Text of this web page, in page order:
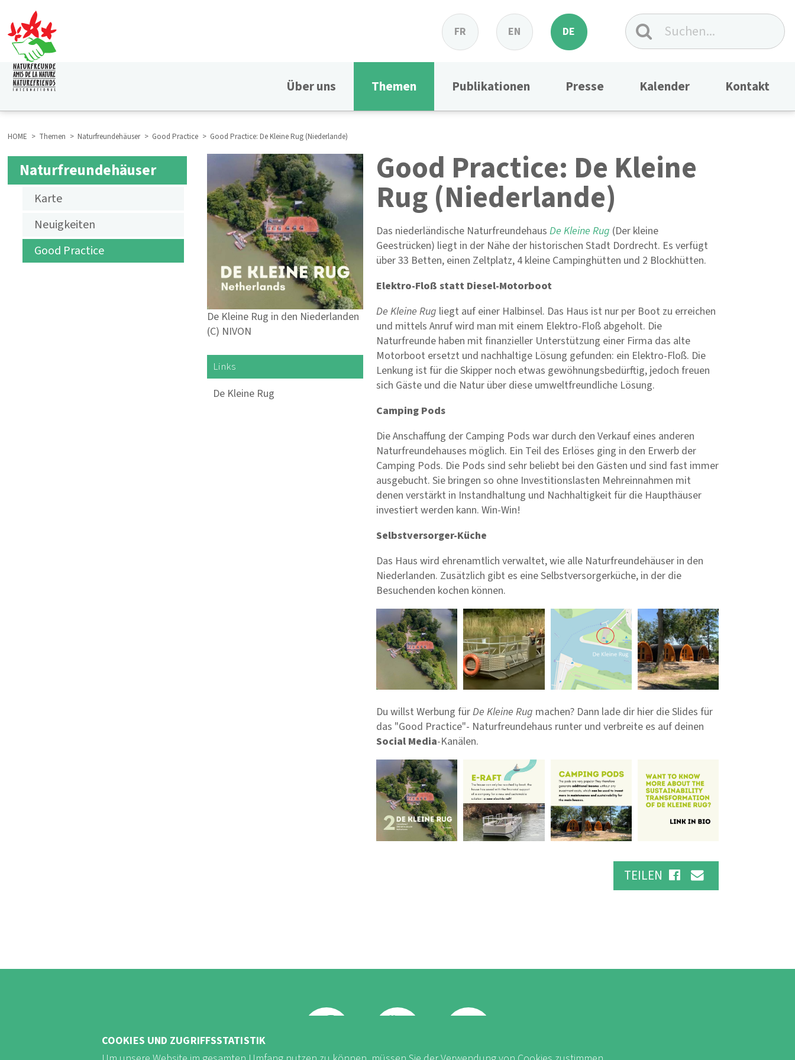
zum
Inhalt
FR EN DE
HAUPTNAVIGATION Über uns Themen Publikationen Presse Kalender Kontakt
BREADCRUMB
HOME Themen Naturfreundehäuser Good Practice Good Practice: De Kleine Rug (Niederlande)
NF
HOUSES
Naturfreundehäuser
Karte
Neuigkeiten
Good Practice
De Kleine Rug in den Niederlanden
(C) NIVON
Links
De Kleine Rug
Good Practice: De Kleine
Rug (Niederlande)
Das niederländische NaturfreundehausDe Kleine Rug (Der kleine
Geestrücken) liegt in der Nähe der historischen Stadt Dordrecht. Es verfügt
über 33 Betten, einen Zeltplatz, 4 kleine Campinghütten und 2 Blockhütten.
Elektro-Floß statt Diesel-Motorboot
De Kleine Rug liegt auf einer Halbinsel. Das Haus ist nur per Boot zu erreichen
und mittels Anruf wird man mit einem Elektro-Floß abgeholt. Die
Naturfreunde haben mit finanzieller Unterstützung einer Firma das alte
Motorboot ersetzt und nachhaltige Lösung gefunden: ein Elektro-Floß. Die
Lenkung ist für die Skipper noch etwas gewöhnungsbedürftig, jedoch freuen
sich Gäste und die Natur über diese umweltfreundliche Lösung.
Camping Pods
Die Anschaffung der Camping Pods war durch den Verkauf eines anderen
Naturfreundehauses möglich. Ein Teil des Erlöses ging in den Erwerb der
Camping Pods. Die Pods sind sehr beliebt bei den Gästen und sind fast immer
ausgebucht. Sie bringen so ohne Investitionslasten Mehreinnahmen mit
denen verstärkt in Instandhaltung und Nachhaltigkeit für die Haupthäuser
investiert werden kann. Win-Win!
Selbstversorger-Küche
Das Haus wird ehrenamtlich verwaltet, wie alle Naturfreundehäuser in den
Niederlanden. Zusätzlich gibt es eine Selbstversorgerküche, in der die
Besuchenden kochen können.
Bilder
Du willst Werbung fürDe Kleine Rug machen? Dann lade dir hier die Slides für
das "Good Practice"- Naturfreundehaus runter und verbreite es auf deinen
Social Media-Kanälen.
Bilder
TEILEN
COOKIES UND ZUGRIFFSSTATISTIK